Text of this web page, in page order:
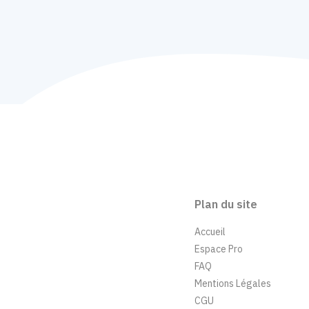
Plan du site
Accueil
Espace Pro
FAQ
Mentions Légales
CGU